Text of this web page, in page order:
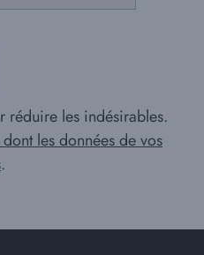
réduire les indésirables.
les données de vos
.